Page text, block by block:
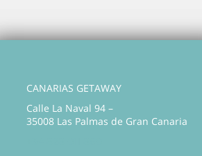
CANARIAS GETAWAY
Calle La Naval 94 –
35008 Las Palmas de Gran Canaria